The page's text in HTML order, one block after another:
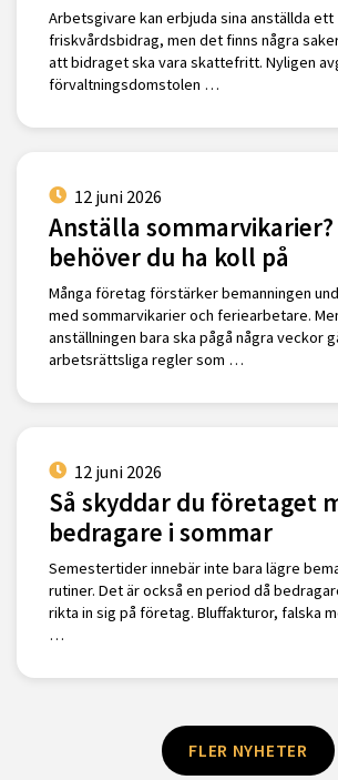
Arbetsgivare kan erbjuda sina anställda ett
friskvårdsbidrag, men det finns några
att bidraget ska vara skattefritt. Nyligen
förvaltningsdomstolen …
12 juni 2026
Anställa
behöver du ha koll på
Många företag förstärker bemanningen
med sommarvikarier och feriearbetare.
anställningen bara ska pågå några veckor
arbetsrättsliga regler som …
12 juni 2026
Så skyddar du företaget
bedragare i sommar
Semestertider innebär inte bara lägre
rutiner. Det är också en period då
rikta in sig på företag. Bluffakturor, falska
…
FLER NYHETER